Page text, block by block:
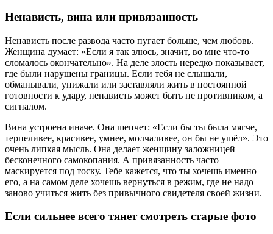
Ненависть, вина или привязанность
Ненависть после развода часто пугает больше, чем любовь.
Женщина думает: «Если я так злюсь, значит, во мне что-то
сломалось окончательно». На деле злость нередко показывает,
где были нарушены границы. Если тебя не слышали,
обманывали, унижали или заставляли жить в постоянной
готовности к удару, ненависть может быть не противником, а
сигналом.
Вина устроена иначе. Она шепчет: «Если бы ты была мягче,
терпеливее, красивее, умнее, молчаливее, он бы не ушёл». Это
очень липкая мысль. Она делает женщину заложницей
бесконечного самокопания. А привязанность часто
маскируется под тоску. Тебе кажется, что ты хочешь именно
его, а на самом деле хочешь вернуться в режим, где не надо
заново учиться жить без привычного свидетеля своей жизни.
Если сильнее всего тянет смотреть старые фото